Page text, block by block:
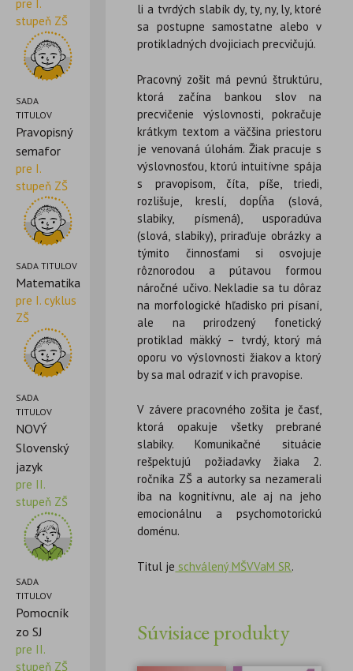
pre I.
stupeň ZŠ
SADA
TITULOV
Pravopisný
semafor
pre I.
stupeň ZŠ
SADA TITULOV
Matematika
pre I. cyklus
ZŠ
SADA
TITULOV
NOVÝ
Slovenský
jazyk
pre II.
stupeň ZŠ
SADA
TITULOV
Pomocník
zo SJ
pre II.
stupeň ZŠ
li a tvrdých slabík dy, ty, ny, ly, ktoré
sa postupne samostatne alebo v
protikladných dvojiciach precvičujú.
Pracovný zošit má pevnú štruktúru,
ktorá začína bankou slov na
precvičenie výslovnosti, pokračuje
krátkym textom a väčšina priestoru
je venovaná úlohám. Žiak pracuje s
výslovnosťou, ktorú intuitívne spája
s pravopisom, číta, píše, triedi,
rozlišuje, kreslí, dopĺňa (slová,
slabiky, písmená), usporadúva
(slová, slabiky), priraďuje obrázky a
týmito činnosťami si osvojuje
rôznorodou a pútavou formou
náročné učivo. Nekladie sa tu dôraz
na morfologické hľadisko pri písaní,
ale na prirodzený fonetický
protiklad mäkký – tvrdý, ktorý má
oporu vo výslovnosti žiakov a ktorý
by sa mal odraziť v ich pravopise.
V závere pracovného zošita je časť,
ktorá opakuje všetky prebrané
slabiky. Komunikačné situácie
rešpektujú požiadavky žiaka 2.
ročníka ZŠ a autorky sa nezamerali
iba na kognitívnu, ale aj na jeho
emocionálnu a psychomotorickú
doménu.
Titul je schválený MŠVVaM SR.
Súvisiace produkty